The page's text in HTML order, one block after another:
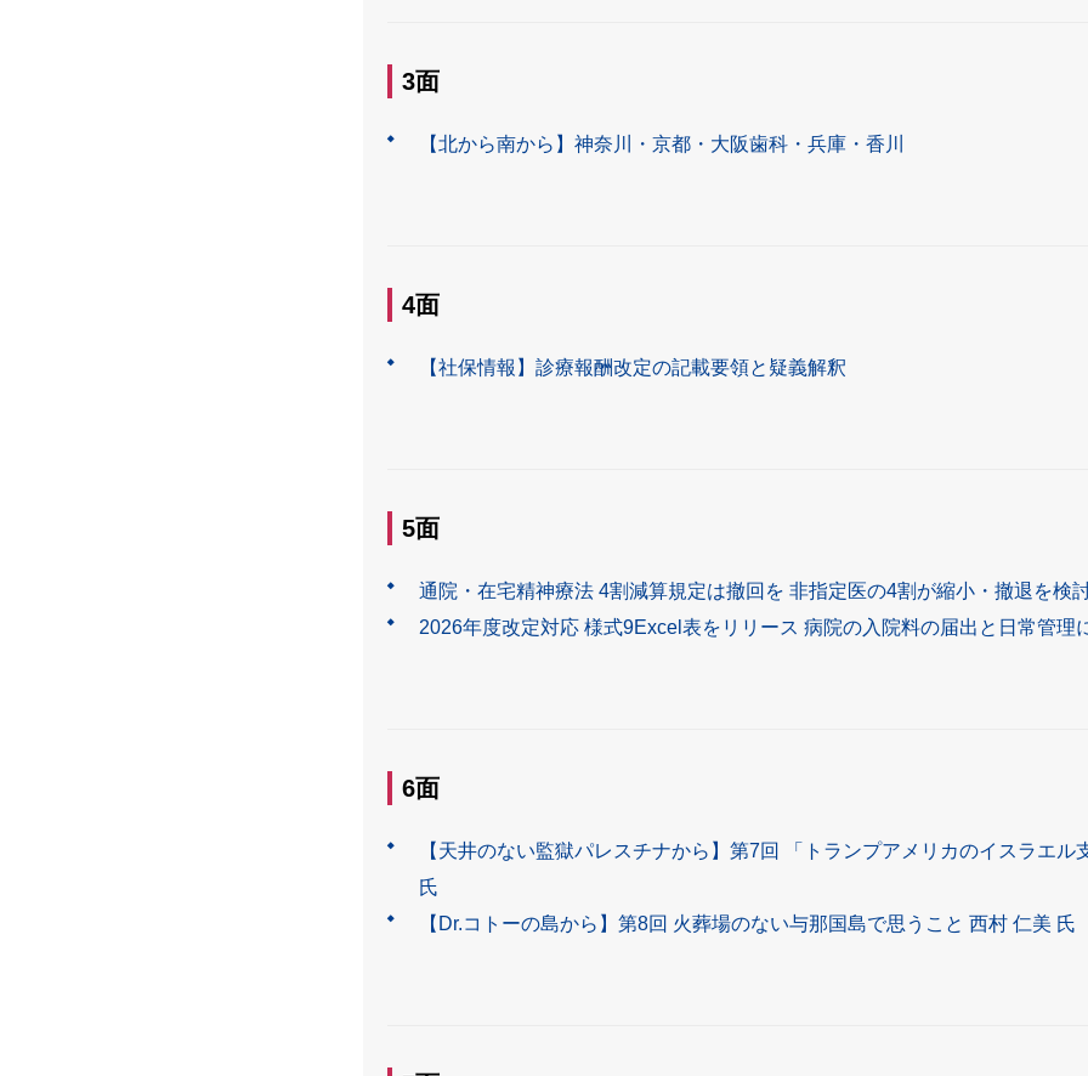
3面
【北から南から】神奈川・京都・大阪歯科・兵庫・香川
4面
【社保情報】診療報酬改定の記載要領と疑義解釈
5面
通院・在宅精神療法 4割減算規定は撤回を 非指定医の4割が縮小・撤退を検
2026年度改定対応 様式9Excel表をリリース 病院の入院料の届出と日常管理
6面
【天井のない監獄パレスチナから】第7回 「トランプアメリカのイスラエル
氏
【Dr.コトーの島から】第8回 火葬場のない与那国島で思うこと 西村 仁美 氏